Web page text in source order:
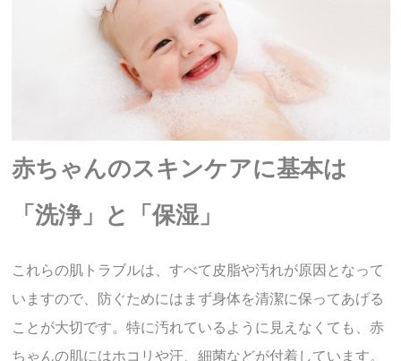
赤ちゃんのスキンケアに基本は
「洗浄」と「保湿」
これらの肌トラブルは、すべて皮脂や汚れが原因となって
いますので、防ぐためにはまず身体を清潔に保ってあげる
ことが大切です。特に汚れているように見えなくても、赤
ちゃんの肌にはホコリや汗、細菌などが付着しています。